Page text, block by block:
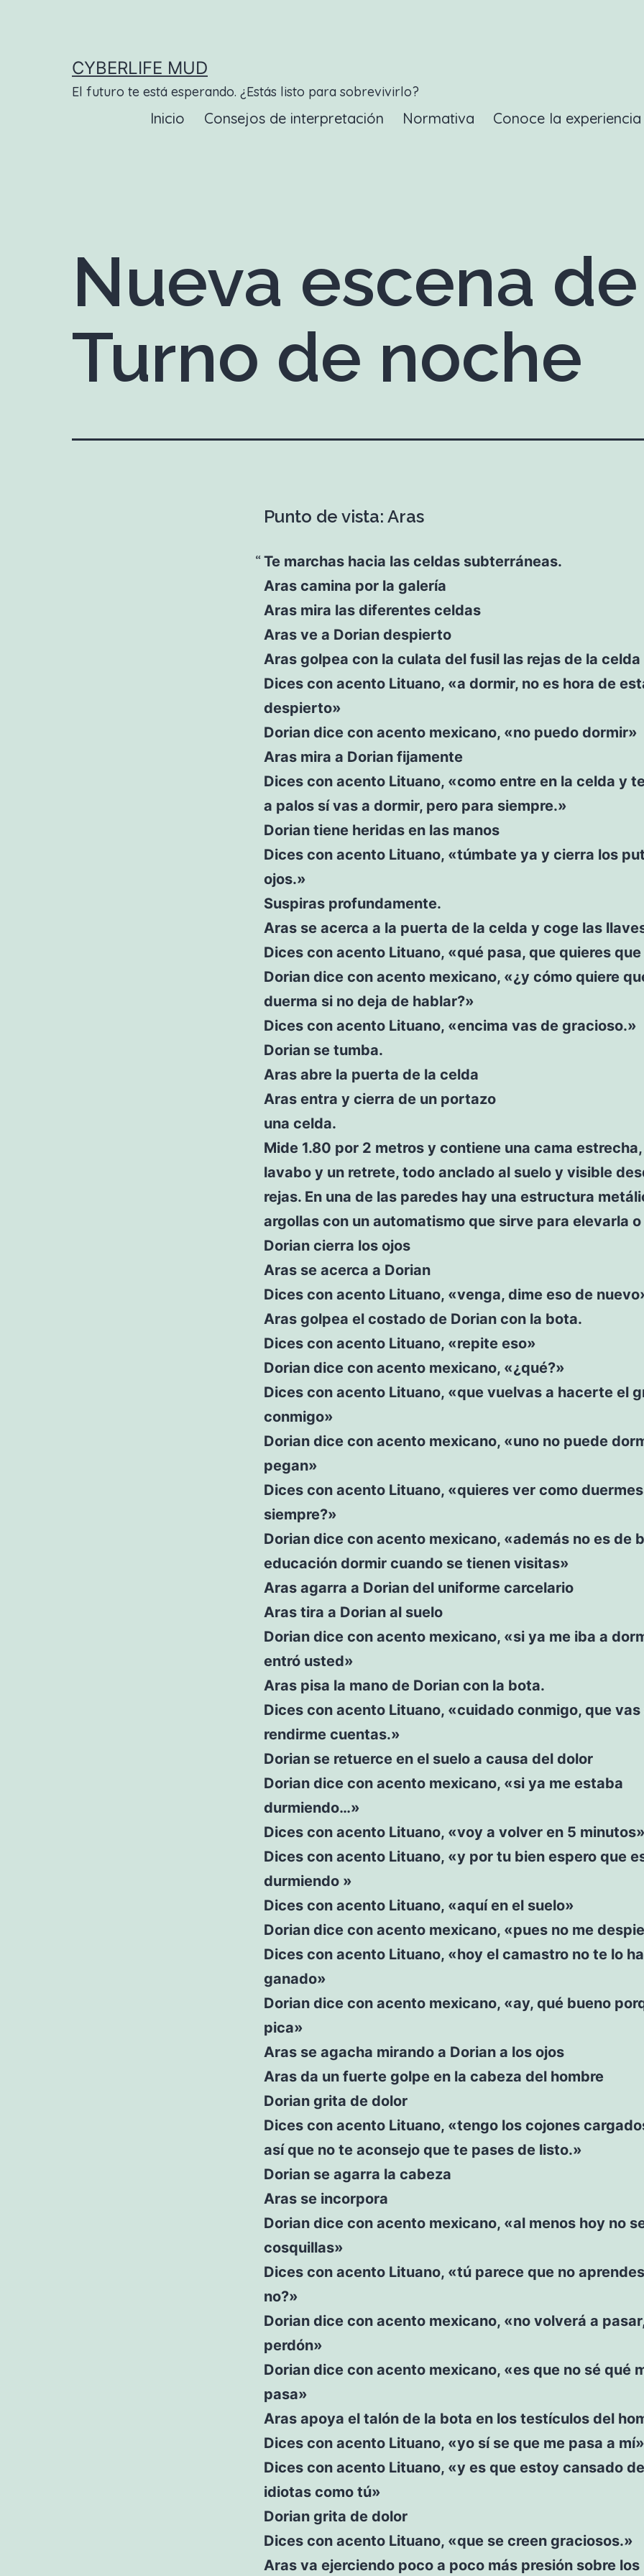
CYBERLIFE MUD
El futuro te está esperando. ¿Estás listo para sobrevivirlo?
Inicio Consejos de interpretación Normativa Conoce la
Nueva escena
Turno de noche
Punto de vista: Aras
Te marchas hacia las celdas subterráneas.
Aras camina por la galería
Aras mira las diferentes celdas
Aras ve a Dorian despierto
Aras golpea con la culata del fusil las rejas de la celda
Dices con acento Lituano, «a dormir, no es hora de
despierto»
Dorian dice con acento mexicano, «no puedo dormir»
Aras mira a Dorian fijamente
Dices con acento Lituano, «como entre en la celda y
a palos sí vas a dormir, pero para siempre.»
Dorian tiene heridas en las manos
Dices con acento Lituano, «túmbate ya y cierra los
ojos.»
Suspiras profundamente.
Aras se acerca a la puerta de la celda y coge las
Dices con acento Lituano, «qué pasa, que quieres
Dorian dice con acento mexicano, «¿y cómo quiere
duerma si no deja de hablar?»
Dices con acento Lituano, «encima vas de gracioso.»
Dorian se tumba.
Aras abre la puerta de la celda
Aras entra y cierra de un portazo
una celda.
Mide 1.80 por 2 metros y contiene una cama
lavabo y un retrete, todo anclado al suelo y visible
rejas. En una de las paredes hay una estructura
argollas con un automatismo que sirve para elevarla
Dorian cierra los ojos
Aras se acerca a Dorian
Dices con acento Lituano, «venga, dime eso de
Aras golpea el costado de Dorian con la bota.
Dices con acento Lituano, «repite eso»
Dorian dice con acento mexicano, «¿qué?»
Dices con acento Lituano, «que vuelvas a hacerte el
conmigo»
Dorian dice con acento mexicano, «uno no puede
pegan»
Dices con acento Lituano, «quieres ver como
siempre?»
Dorian dice con acento mexicano, «además no es de
educación dormir cuando se tienen visitas»
Aras agarra a Dorian del uniforme carcelario
Aras tira a Dorian al suelo
Dorian dice con acento mexicano, «si ya me iba a
entró usted»
Aras pisa la mano de Dorian con la bota.
Dices con acento Lituano, «cuidado conmigo, que vas
rendirme cuentas.»
Dorian se retuerce en el suelo a causa del dolor
Dorian dice con acento mexicano, «si ya me estaba
durmiendo…»
Dices con acento Lituano, «voy a volver en 5 minutos»
Dices con acento Lituano, «y por tu bien espero que
durmiendo »
Dices con acento Lituano, «aquí en el suelo»
Dorian dice con acento mexicano, «pues no me
Dices con acento Lituano, «hoy el camastro no te lo
ganado»
Dorian dice con acento mexicano, «ay, qué bueno
pica»
Aras se agacha mirando a Dorian a los ojos
Aras da un fuerte golpe en la cabeza del hombre
Dorian grita de dolor
Dices con acento Lituano, «tengo los cojones
así que no te aconsejo que te pases de listo.»
Dorian se agarra la cabeza
Aras se incorpora
Dorian dice con acento mexicano, «al menos hoy no
cosquillas»
Dices con acento Lituano, «tú parece que no
no?»
Dorian dice con acento mexicano, «no volverá a
perdón»
Dorian dice con acento mexicano, «es que no sé qué
pasa»
Aras apoya el talón de la bota en los testículos del
Dices con acento Lituano, «yo sí se que me pasa a mí»
Dices con acento Lituano, «y es que estoy cansado
idiotas como tú»
Dorian grita de dolor
Dices con acento Lituano, «que se creen graciosos.»
Aras va ejerciendo poco a poco más presión sobre los